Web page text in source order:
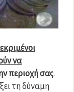
να
περιοχή σας.
τη δύναμη